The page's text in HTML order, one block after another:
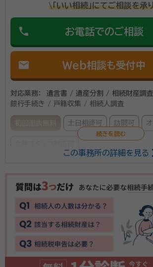
\「いい相続」にてご相談を承
phone お電話でのご相談
mail Web相談も受付中
対応業務：
遺言書 / 遺産分割 / 相続財産調
銀行手続き / 戸籍収集 / 相続人調査
初回面談無料 土日相談可 訪問可
國場絵梨子
行政書士、2級ファイナンシャル・プ
AFP、賃貸不動産経営管理士、測量士補、二種証券外
有、沖縄県那覇市出身 琉球大学法文学部卒
経歴： 遺言や相続関連の業務を専門にしております
丁寧なヒアリングと迅速な対応でご依頼者様の意に
トを心がけております。 お気軽にご相談いただければ
どうぞよろしくお願いいたします。
沖縄県中南部を中心に相続・遺言手続
この事務所の詳細を見る